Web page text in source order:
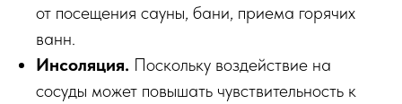
от посещения сауны, бани, приема горячих
ванн.
Инсоляция. Поскольку воздействие на
сосуды может повышать чувствительность к